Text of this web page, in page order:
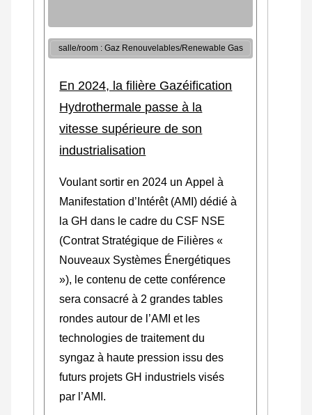
salle/room : Gaz Renouvelables/Renewable Gas
En 2024, la filière Gazéification
Hydrothermale passe à la
vitesse supérieure de son
industrialisation
Voulant sortir en 2024 un Appel à
Manifestation d’Intérêt (AMI) dédié à
la GH dans le cadre du CSF NSE
(Contrat Stratégique de Filières «
Nouveaux Systèmes Énergétiques
»), le contenu de cette conférence
sera consacré à 2 grandes tables
rondes autour de l’AMI et les
technologies de traitement du
syngaz à haute pression issu des
futurs projets GH industriels visés
par l’AMI.